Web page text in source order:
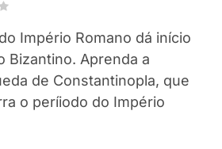
Império Romano dá início
Bizantino. Aprenda a
de Constantinopla, que
o períiodo do Império